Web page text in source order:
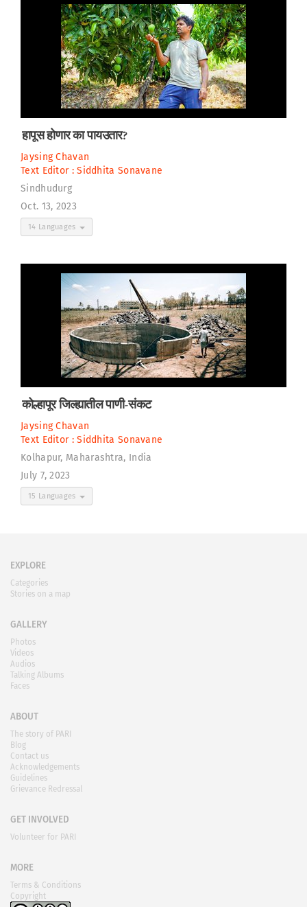
हापूस होणार का पायउतार?
Jaysing Chavan
Text Editor :Siddhita Sonavane
Sindhudurg
Oct. 13, 2023
14 Languages
कोल्हापूर जिल्ह्यातील पाणी-संकट
Jaysing Chavan
Text Editor :Siddhita Sonavane
Kolhapur, Maharashtra, India
July 7, 2023
15 Languages
EXPLORE
Categories
Stories on a map
GALLERY
Photos
Videos
Audios
Talking Albums
Faces
ABOUT
The story of PARI
Blog
Contact us
Acknowledgements
Guidelines
Grievance Redressal
GET INVOLVED
Volunteer for PARI
MORE
Terms & Conditions
Copyright